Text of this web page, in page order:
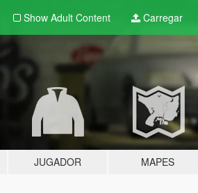
Show Adult Content Carregar
JUGADOR MAPES